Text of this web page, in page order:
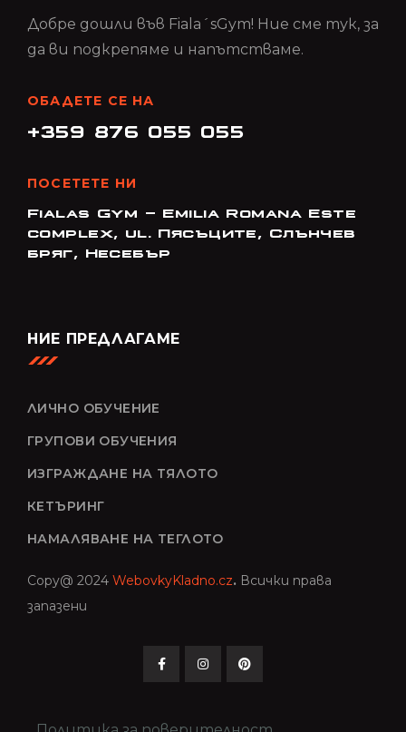
Добре дошли във Fiala´sGym! Ние сме тук, за
да ви подкрепяме и напътстваме.
ОБАДЕТЕ СЕ НА
+359 876 055 055
ПОСЕТЕТЕ НИ
Fialas Gym - Emilia Romana Este
complex, ul. Пясъците, Слънчев
бряг, Несебър
НИЕ ПРЕДЛАГАМЕ
ЛИЧНО ОБУЧЕНИЕ
ГРУПОВИ ОБУЧЕНИЯ
ИЗГРАЖДАНЕ НА ТЯЛОТО
КЕТЪРИНГ
НАМАЛЯВАНЕ НА ТЕГЛОТО
Copy@ 2024 WebovkyKladno.cz. Всички права
запазени